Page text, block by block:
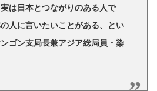
は日本とつながりのある人で
人に言いたいことがある、とい
ゴン支局長兼アジア総局員・染